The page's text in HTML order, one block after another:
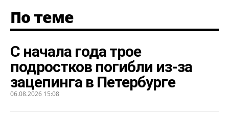
По теме
С начала года трое
подростков погибли из-за
зацепинга в Петербурге
06.08.2026 15:08